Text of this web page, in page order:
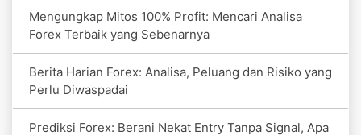
Mengungkap Mitos 100% Profit: Mencari Analisa
Forex Terbaik yang Sebenarnya
Berita Harian Forex: Analisa, Peluang dan Risiko yang
Perlu Diwaspadai
Prediksi Forex: Berani Nekat Entry Tanpa Signal, Apa